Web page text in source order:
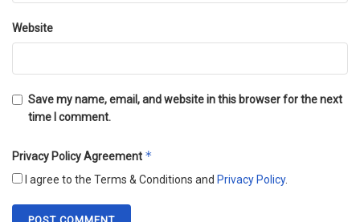
Website
Save my name, email, and website in this browser for the next
time I comment.
Privacy Policy Agreement *
I agree to the Terms & Conditions and Privacy Policy.